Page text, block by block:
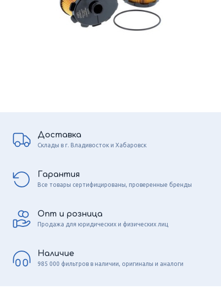
Доставка
Склады в г. Владивосток и Хабаровск
Гарантия
Все товары сертифицированы, проверенные бренды
Опт и розница
Продажа для юридических и физических лиц
Наличие
985 000 фильтров в наличии, оригиналы и аналоги